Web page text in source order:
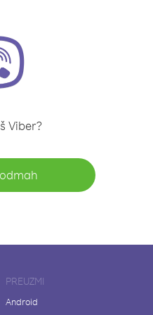
Viber?
PREUZMI
Android